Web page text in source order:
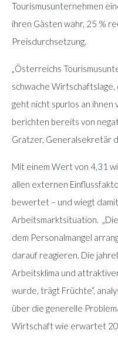
Tourismusunternehmen
ihren Gästen wahr, 25 %
Preisdurchsetzung.
„Österreichs
schwache
geht nicht spurlos an
berichten bereits von
Gratzer, Generalsekretär
Mit einem Wert von 4,31
allen externen
bewertet – und wiegt
Arbeitsmarktsituation.
dem Personalmangel
darauf reagieren. Die
Arbeitsklima und
wurde, trägt Früchte“,
über die generelle
Wirtschaft wie erwartet